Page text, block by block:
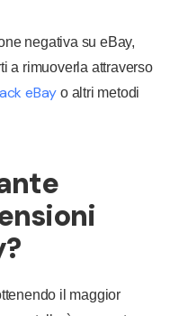
negativa su eBay,
a rimuoverla attraverso
eBay o altri metodi
il maggior